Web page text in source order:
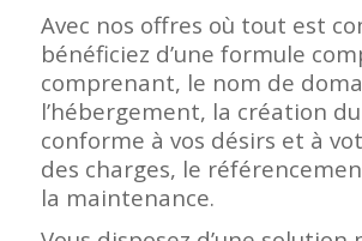
Avec nos offres où tout est
bénéficiez d’une formule
comprenant, le nom de
l’hébergement, la création
conforme à vos désirs et à
des charges, le
la maintenance.